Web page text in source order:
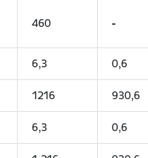
460 -
6,3 0,6
1216 930,6
6,3 0,6